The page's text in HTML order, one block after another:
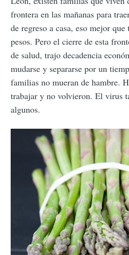
frontera en las mañanas para
de regreso a casa, eso mejor
pesos. Pero el cierre de esta
de salud, trajo decadencia
mudarse y separarse por un
familias no mueran de hambre.
trabajar y no volvieron. El virus
algunos.
Stay up to date! Get
greatest posts